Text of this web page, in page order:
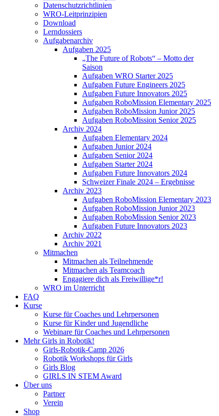
Datenschutzrichtlinien
WRO-Leitprinzipien
Download
Lerndossiers
Aufgabenarchiv
Aufgaben 2025
„The Future of Robots“ – Motto der
Saison
Aufgaben WRO Starter 2025
Aufgaben Future Engineers 2025
Aufgaben Future Innovators 2025
Aufgaben RoboMission Elementary 2025
Aufgaben RoboMission Junior 2025
Aufgaben RoboMission Senior 2025
Archiv 2024
Aufgaben Elementary 2024
Aufgaben Junior 2024
Aufgaben Senior 2024
Aufgaben Starter 2024
Aufgaben Future Innovators 2024
Schweizer Finale 2024 – Ergebnisse
Archiv 2023
Aufgaben RoboMission Elementary 2023
Aufgaben RoboMission Junior 2023
Aufgaben RoboMission Senior 2023
Aufgaben Future Innovators 2023
Archiv 2022
Archiv 2021
Mitmachen
Mitmachen als Teilnehmende
Mitmachen als Teamcoach
Engagiere dich als Freiwillige*r!
WRO im Unterricht
FAQ
Kurse
Kurse für Coaches und Lehrpersonen
Kurse für Kinder und Jugendliche
Webinare für Coaches und Lehrpersonen
Mehr Girls in Robotik!
Girls-Robotik-Camp 2026
Robotik Workshops für Girls
Girls Blog
GIRLS IN STEM Award
Über uns
Partner
Verein
Shop